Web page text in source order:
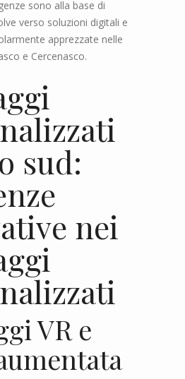
sono alla base di
verso soluzioni digitali e
apprezzate nelle
e Cercenasco.
sud:
nei
VR e